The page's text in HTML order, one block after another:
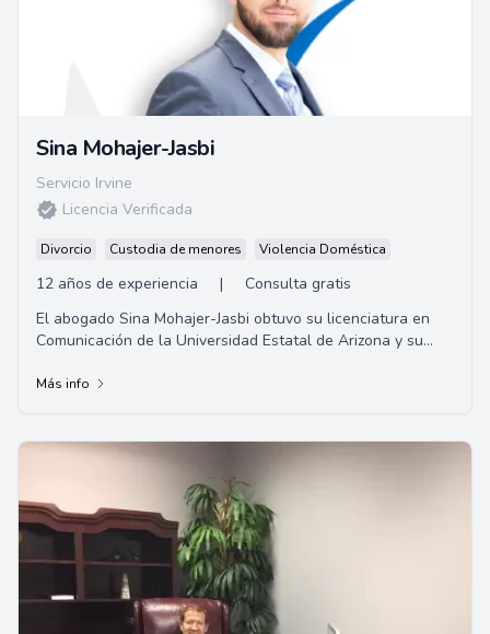
Sina Mohajer-Jasbi
Servicio Irvine
Licencia Verificada
Divorcio Custodia de menores Violencia Doméstica
12 años de experiencia |
Consulta gratis
El abogado Sina Mohajer-Jasbi obtuvo su licenciatura en
Comunicación de la Universidad Estatal de Arizona y su
Más info